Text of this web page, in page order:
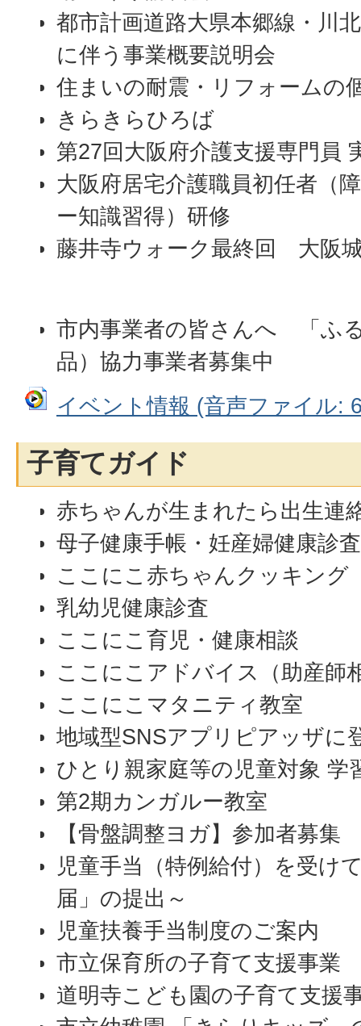
都市計画道路大県本郷線・川
に伴う事業概要説明会
住まいの耐震・リフォームの
きらきらひろば
第27回大阪府介護支援専門員
大阪府居宅介護職員初任者（
ー知識習得）研修
藤井寺ウォーク最終回 大阪
市内事業者の皆さんへ 「ふ
品）協力事業者募集中
イベント情報 (音声ファイル:
子育てガイド
赤ちゃんが生まれたら出生連
母子健康手帳・妊産婦健康診
ここにこ赤ちゃんクッキング
乳幼児健康診査
ここにこ育児・健康相談
ここにこアドバイス（助産師
ここにこマタニティ教室
地域型SNSアプリピアッザに
ひとり親家庭等の児童対象 学
第2期カンガルー教室
【骨盤調整ヨガ】参加者募集
児童手当（特例給付）を受け
届」の提出～
児童扶養手当制度のご案内
市立保育所の子育て支援事業
道明寺こども園の子育て支援